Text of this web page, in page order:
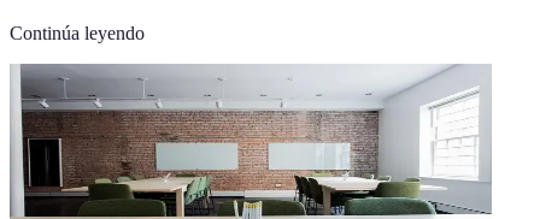
Continúa leyendo